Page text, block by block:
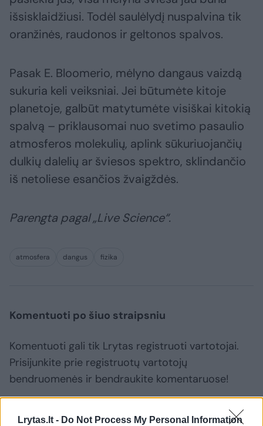
Lrytas.lt - Do Not Process My Personal Information
išsisklaidžiusi. Todėl saulėlydį nuspalvina tik
oranžinės, raudonos ir geltonos spalvos.
Pasak E. Bloomerio, mėlyno dangaus vaizdą
sukuria keli veiksniai. Jei būtumėte kitoje
planetoje, galbūt matytumėte visiškai kitokią
spalvą – priklausomai nuo svetimo pasaulio
atmosferos molekulių, aplink sūkuriuojančių
dulkių dalelių ar šviesos spektro, sklindančio
iš netoliese esančios žvaigždės.
Parengta pagal „Live Science“.
atmosfera dangus fizika
Komentuoti po šiuo straipsniu
Komentuoti gali tik Lrytas registruoti vartotojai.
Prisijunkite prie registruotų vartotojų
bendruomenės ir bendraukite komentaruose!
Rodyti komentarus